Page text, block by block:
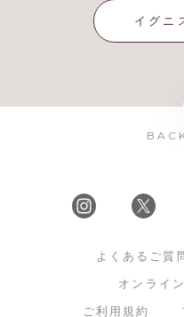
イグニ
よくあるご質
オンライ
ご利用規約